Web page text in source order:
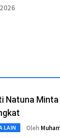
Safi’i
Natuna
LAIN Oleh